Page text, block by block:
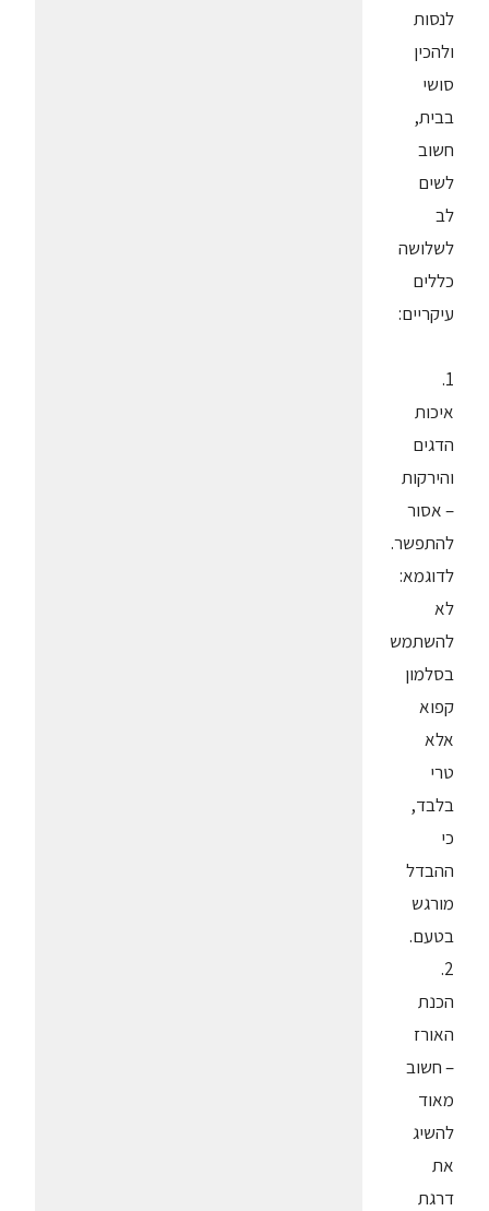
לנסות
ולהכין
סושי
בבית,
חשוב
לשים
לב
לשלושה
כללים
עיקריים:
1.
איכות
הדגים
והירקות
– אסור
להתפשר.
לדוגמא:
לא
להשתמש
בסלמון
קפוא
אלא
טרי
בלבד,
כי
ההבדל
מורגש
בטעם.
2.
הכנת
האורז
– חשוב
מאוד
להשיג
את
דרגת